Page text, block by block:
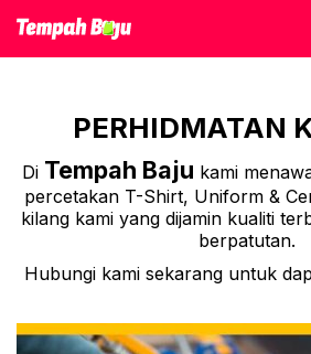
PERHIDMATAN
Di Tempah Baju kami
percetakan T-Shirt, Uniform &
kilang kami yang dijamin kualiti
berpatutan.
Hubungi kami sekarang untuk